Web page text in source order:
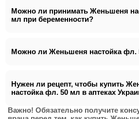
Можно ли принимать Женьшеня
мл при беременности?
Можно ли Женьшеня настойка фл.
Нужен ли рецепт, чтобы купить
настойка фл. 50 мл в аптеках
Важно! Обязательно получите